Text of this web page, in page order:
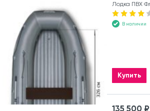
Лодка ПВХ
В наличии
Купить
135 500 ₽